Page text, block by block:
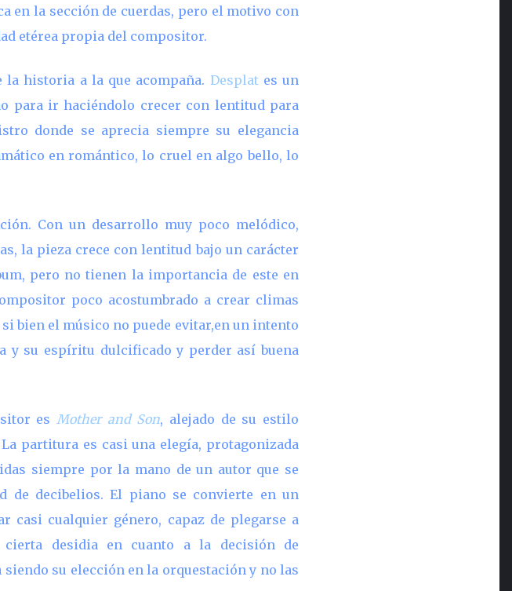
la sección de cuerdas, pero el motivo con
etérea propia del compositor.
historia a la que acompaña. Desplates un
para ir haciéndolo crecer con lentitud para
donde se aprecia siempre su elegancia
en romántico, lo cruel en algo bello, lo
Con un desarrollo muy poco melódico,
la pieza crece con lentitud bajo un carácter
pero no tienen la importancia de este en
poco acostumbrado a crear climas
bien el músico no puede evitar,en un intento
y su espíritu dulcificado y perder así buena
es Mother and Son, alejado de su estilo
partitura es casi una elegía, protagonizada
siempre por la mano de un autor que se
de decibelios. El piano se convierte en un
casi cualquier género, capaz de plegarse a
desidia en cuanto a la decisión de
siendo su elección en la orquestación y no las